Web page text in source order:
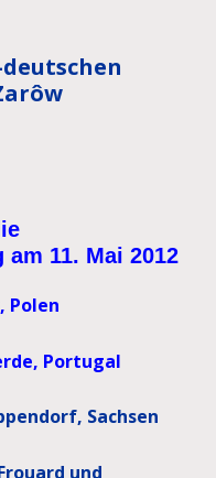
11. Mai 2012
Polen
Portugal
Sachsen
und